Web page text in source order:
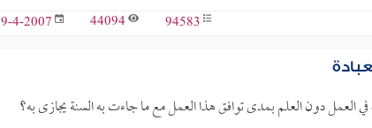
94583
44094
9-4-2007
دون العلم بمدى توافق هذا العمل مع ما جاءت به السنة يجازى به؟